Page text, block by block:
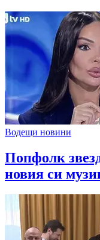
Водещи новини
Попфолк
новия си